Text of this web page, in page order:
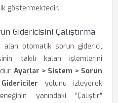
göstermektedir.
Gidericisini Çalıştırma
alan otomatik sorun giderici,
takılı kalan işlemlerini
Ayarlar > Sistem > Sorun
yolunu izleyerek
yanındaki "Çalıştır"